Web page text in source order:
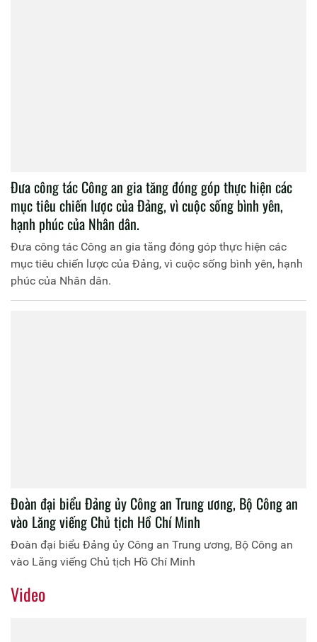
Đưa công tác Công an gia tăng đóng góp thực hiện các
mục tiêu chiến lược của Đảng, vì cuộc sống bình yên,
hạnh phúc của Nhân dân.
Đưa công tác Công an gia tăng đóng góp thực hiện các
mục tiêu chiến lược của Đảng, vì cuộc sống bình yên, hạnh
phúc của Nhân dân.
Đoàn đại biểu Đảng ủy Công an Trung ương, Bộ Công an
vào Lăng viếng Chủ tịch Hồ Chí Minh
Đoàn đại biểu Đảng ủy Công an Trung ương, Bộ Công an
vào Lăng viếng Chủ tịch Hồ Chí Minh
Video